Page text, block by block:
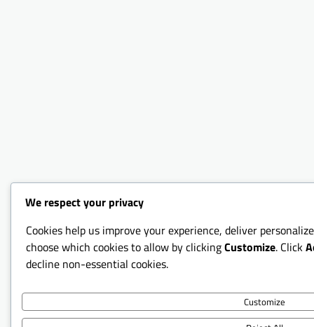
We respect your privacy
Cookies help us improve your experience, deliver
choose which cookies to allow by clickingCustomize. Click
decline non-essential cookies.
Customize